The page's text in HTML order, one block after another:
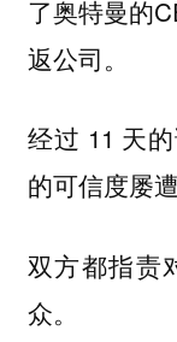
了奥特曼的
返公司。
经过 11 天
的可信度屡
双方都指责
众。